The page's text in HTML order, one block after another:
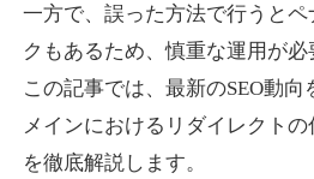
一方で、誤った方法で行うと
クもあるため、慎重な運用が必
この記事では、最新のSEO動
メインにおけるリダイレクト
を徹底解説します。